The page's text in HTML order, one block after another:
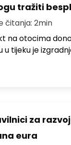
tražiti
čitanja: 2min
na otocima
u tijeku je
za
eura